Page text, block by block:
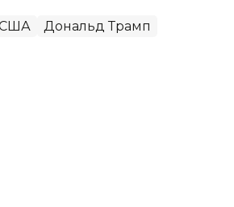
Дональд Трамп